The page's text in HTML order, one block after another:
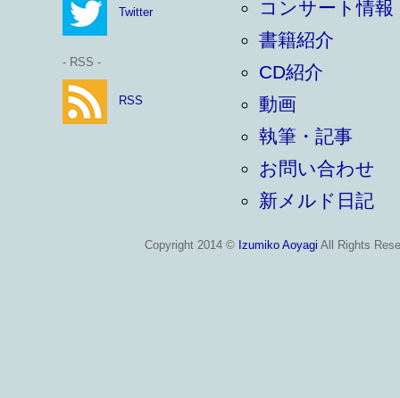
Twitter
- RSS -
RSS
コンサート情報
書籍紹介
CD紹介
動画
執筆・記事
お問い合わせ
新メルド日記
Copyright 2014 © Izumiko Aoyagi All Rights